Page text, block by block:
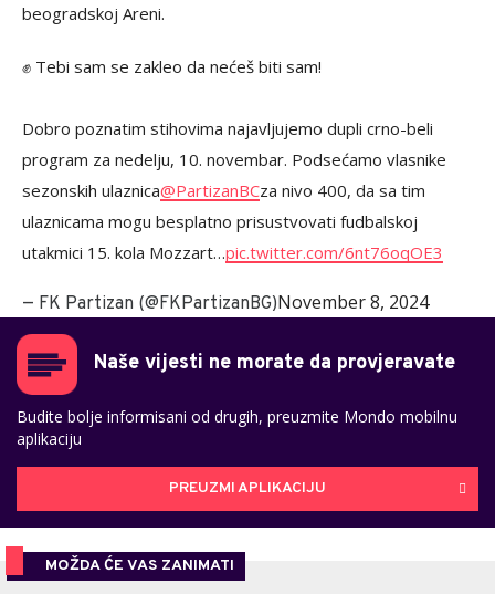
beogradskoj Areni.
✊ Tebi sam se zakleo da nećeš biti sam!
Dobro poznatim stihovima najavljujemo dupli crno-beli
program za nedelju, 10. novembar. Podsećamo vlasnike
sezonskih ulaznica@PartizanBCza nivo 400, da sa tim
ulaznicama mogu besplatno prisustvovati fudbalskoj
utakmici 15. kola Mozzart…pic.twitter.com/6nt76oqOE3
— FK Partizan (@FKPartizanBG)November 8, 2024
Naše vijesti ne morate da provjeravate
Budite bolje informisani od drugih, preuzmite Mondo mobilnu
aplikaciju
PREUZMI APLIKACIJU
MOŽDA ĆE VAS ZANIMATI